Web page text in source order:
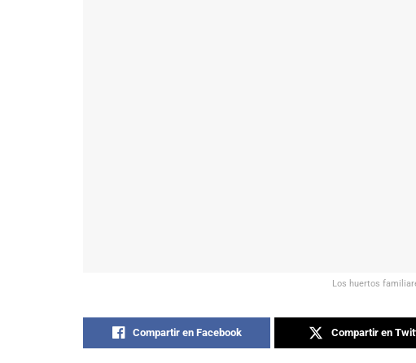
Los huertos
Compartir en Facebook Compartir en